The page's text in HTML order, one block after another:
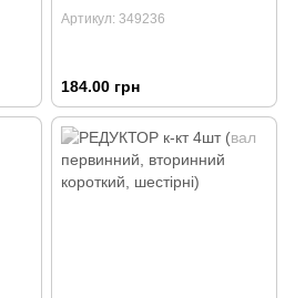
Артикул: 349236
184.00 грн